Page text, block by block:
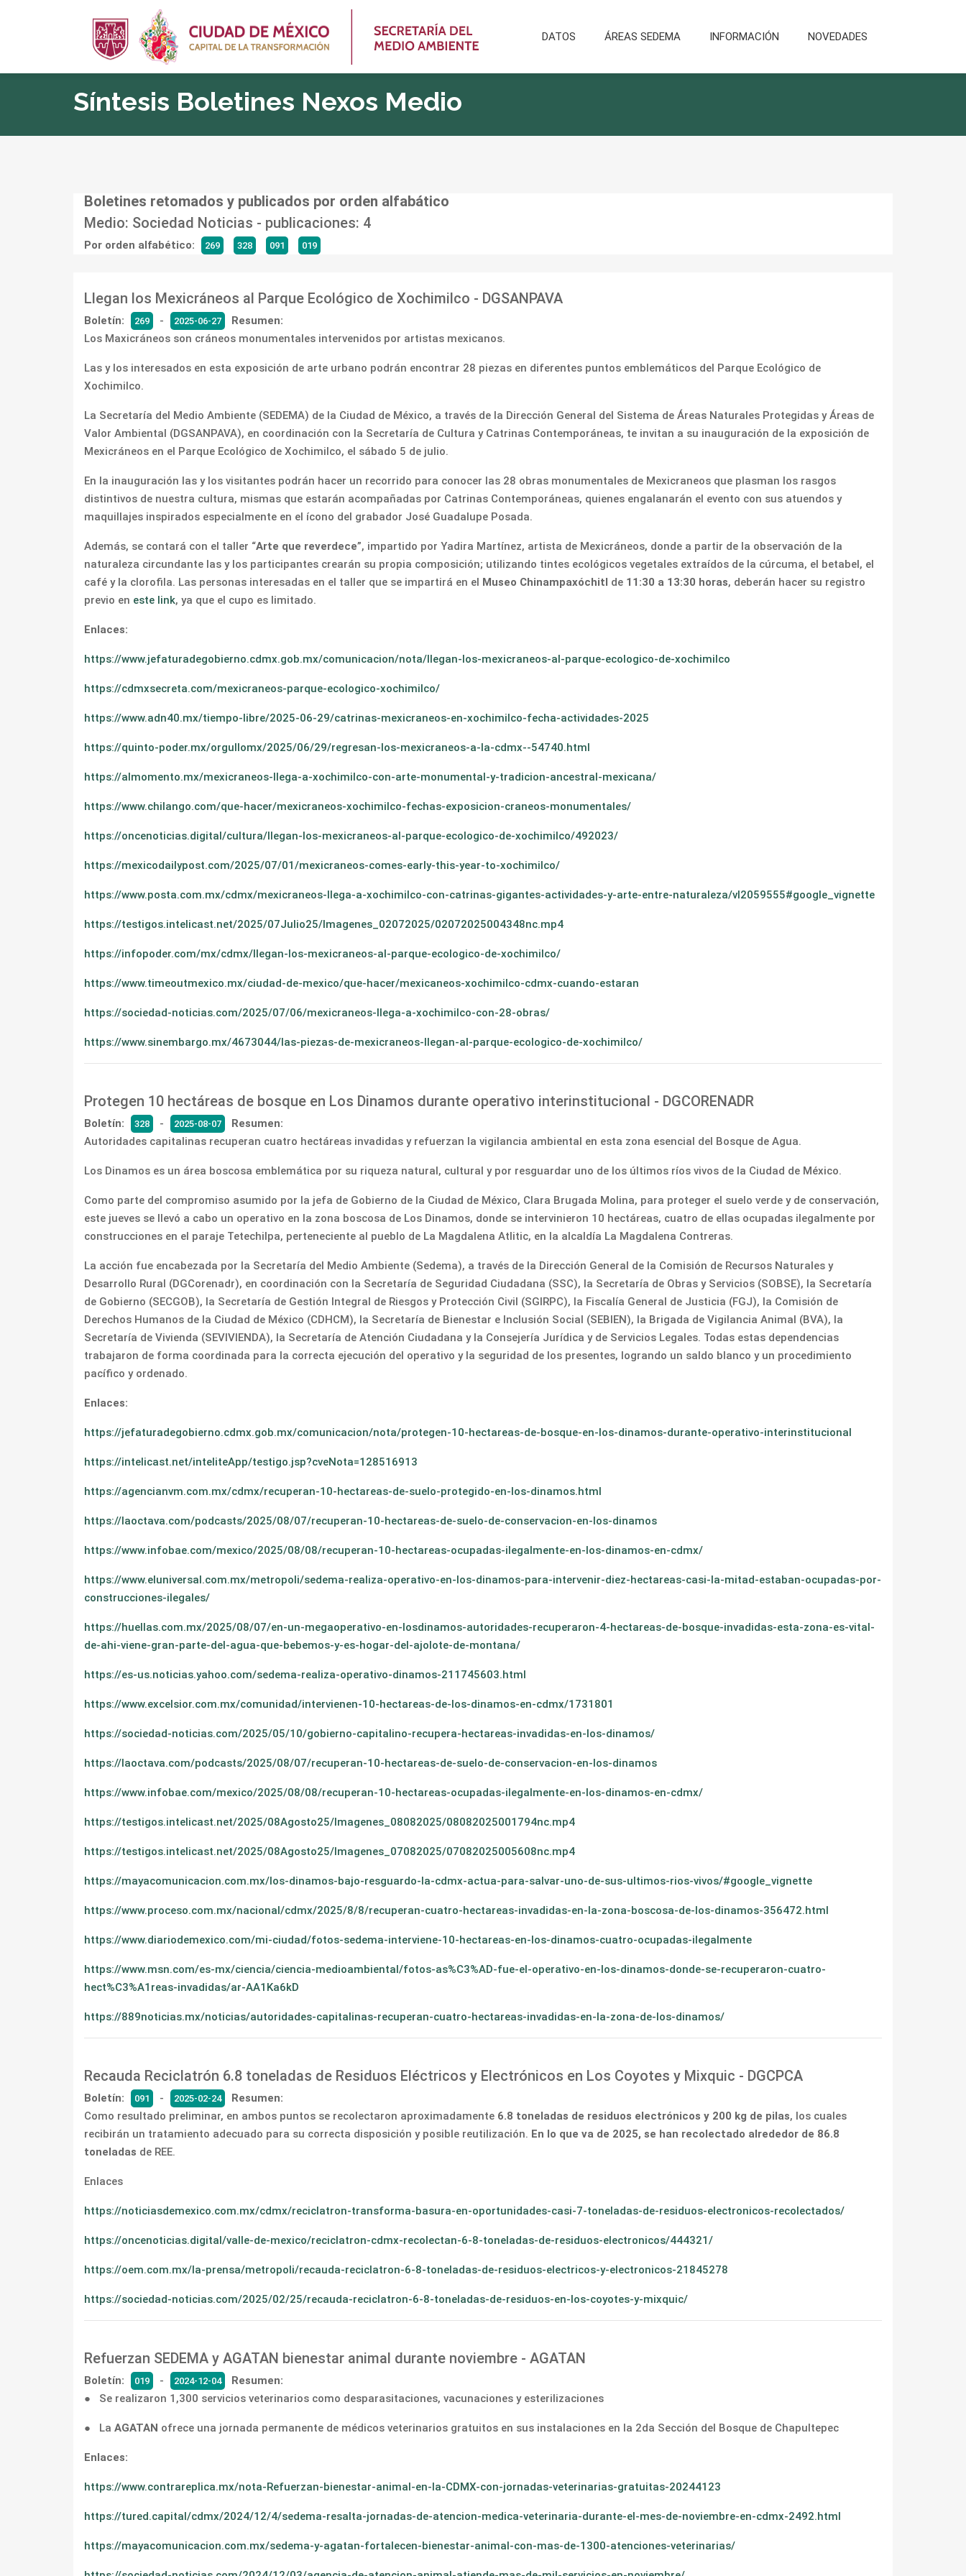
DATOS ÁREAS SEDEMA INFORMACIÓN NOVEDADES
Síntesis Boletines Nexos Medio
Boletines retomados y publicados por orden alfabático
Medio: Sociedad Noticias - publicaciones: 4
Por orden alfabético: 269 328 091 019
Llegan los Mexicráneos al Parque Ecológico de Xochimilco - DGSANPAVA
Boletín: 269 - 2025-06-27
Resumen:
Los Maxicráneos son cráneos monumentales intervenidos por artistas mexicanos.
Las y los interesados en esta exposición de arte urbano podrán encontrar 28 piezas en diferentes puntos emblemáticos del Parque Ecológico de
Xochimilco.
La Secretaría del Medio Ambiente (SEDEMA) de la Ciudad de México, a través de la Dirección General del Sistema de Áreas Naturales Protegidas y Áreas de
Valor Ambiental (DGSANPAVA), en coordinación con la Secretaría de Cultura y Catrinas Contemporáneas, te invitan a su inauguración de la exposición de
Mexicráneos en el Parque Ecológico de Xochimilco, el sábado 5 de julio.
En la inauguración las y los visitantes podrán hacer un recorrido para conocer las 28 obras monumentales de Mexicraneos que plasman los rasgos
distintivos de nuestra cultura, mismas que estarán acompañadas por Catrinas Contemporáneas, quienes engalanarán el evento con sus atuendos y
maquillajes inspirados especialmente en el ícono del grabador José Guadalupe Posada.
Además, se contará con el taller “Arte que reverdece”, impartido por Yadira Martínez, artista de Mexicráneos, donde a partir de la observación de la
naturaleza circundante las y los participantes crearán su propia composición; utilizando tintes ecológicos vegetales extraídos de la cúrcuma, el betabel, el
café y la clorofila. Las personas interesadas en el taller que se impartirá en el Museo Chinampaxóchitl de 11:30 a 13:30 horas, deberán hacer su registro
previo en este link, ya que el cupo es limitado.
Enlaces:
https://www.jefaturadegobierno.cdmx.gob.mx/comunicacion/nota/llegan-los-mexicraneos-al-parque-ecologico-de-xochimilco
https://cdmxsecreta.com/mexicraneos-parque-ecologico-xochimilco/
https://www.adn40.mx/tiempo-libre/2025-06-29/catrinas-mexicraneos-en-xochimilco-fecha-actividades-2025
https://quinto-poder.mx/orgullomx/2025/06/29/regresan-los-mexicraneos-a-la-cdmx--54740.html
https://almomento.mx/mexicraneos-llega-a-xochimilco-con-arte-monumental-y-tradicion-ancestral-mexicana/
https://www.chilango.com/que-hacer/mexicraneos-xochimilco-fechas-exposicion-craneos-monumentales/
https://oncenoticias.digital/cultura/llegan-los-mexicraneos-al-parque-ecologico-de-xochimilco/492023/
https://mexicodailypost.com/2025/07/01/mexicraneos-comes-early-this-year-to-xochimilco/
https://www.posta.com.mx/cdmx/mexicraneos-llega-a-xochimilco-con-catrinas-gigantes-actividades-y-arte-entre-naturaleza/vl2059555#google_vignette
https://testigos.intelicast.net/2025/07Julio25/Imagenes_02072025/02072025004348nc.mp4
https://infopoder.com/mx/cdmx/llegan-los-mexicraneos-al-parque-ecologico-de-xochimilco/
https://www.timeoutmexico.mx/ciudad-de-mexico/que-hacer/mexicaneos-xochimilco-cdmx-cuando-estaran
https://sociedad-noticias.com/2025/07/06/mexicraneos-llega-a-xochimilco-con-28-obras/
https://www.sinembargo.mx/4673044/las-piezas-de-mexicraneos-llegan-al-parque-ecologico-de-xochimilco/
Protegen 10 hectáreas de bosque en Los Dinamos durante operativo interinstitucional - DGCORENADR
Boletín: 328 - 2025-08-07
Resumen:
Autoridades capitalinas recuperan cuatro hectáreas invadidas y refuerzan la vigilancia ambiental en esta zona esencial del Bosque de Agua.
Los Dinamos es un área boscosa emblemática por su riqueza natural, cultural y por resguardar uno de los últimos ríos vivos de la Ciudad de México.
Como parte del compromiso asumido por la jefa de Gobierno de la Ciudad de México, Clara Brugada Molina, para proteger el suelo verde y de conservación,
este jueves se llevó a cabo un operativo en la zona boscosa de Los Dinamos, donde se intervinieron 10 hectáreas, cuatro de ellas ocupadas ilegalmente por
construcciones en el paraje Tetechilpa, perteneciente al pueblo de La Magdalena Atlitic, en la alcaldía La Magdalena Contreras.
La acción fue encabezada por la Secretaría del Medio Ambiente (Sedema), a través de la Dirección General de la Comisión de Recursos Naturales y
Desarrollo Rural (DGCorenadr), en coordinación con la Secretaría de Seguridad Ciudadana (SSC), la Secretaría de Obras y Servicios (SOBSE), la Secretaría
de Gobierno (SECGOB), la Secretaría de Gestión Integral de Riesgos y Protección Civil (SGIRPC), la Fiscalía General de Justicia (FGJ), la Comisión de
Derechos Humanos de la Ciudad de México (CDHCM), la Secretaría de Bienestar e Inclusión Social (SEBIEN), la Brigada de Vigilancia Animal (BVA), la
Secretaría de Vivienda (SEVIVIENDA), la Secretaría de Atención Ciudadana y la Consejería Jurídica y de Servicios Legales. Todas estas dependencias
trabajaron de forma coordinada para la correcta ejecución del operativo y la seguridad de los presentes, logrando un saldo blanco y un procedimiento
pacífico y ordenado.
Enlaces:
https://jefaturadegobierno.cdmx.gob.mx/comunicacion/nota/protegen-10-hectareas-de-bosque-en-los-dinamos-durante-operativo-interinstitucional
https://intelicast.net/inteliteApp/testigo.jsp?cveNota=128516913
https://agencianvm.com.mx/cdmx/recuperan-10-hectareas-de-suelo-protegido-en-los-dinamos.html
https://laoctava.com/podcasts/2025/08/07/recuperan-10-hectareas-de-suelo-de-conservacion-en-los-dinamos
https://www.infobae.com/mexico/2025/08/08/recuperan-10-hectareas-ocupadas-ilegalmente-en-los-dinamos-en-cdmx/
https://www.eluniversal.com.mx/metropoli/sedema-realiza-operativo-en-los-dinamos-para-intervenir-diez-hectareas-casi-la-mitad-estaban-ocupadas-por-
construcciones-ilegales/
https://huellas.com.mx/2025/08/07/en-un-megaoperativo-en-losdinamos-autoridades-recuperaron-4-hectareas-de-bosque-invadidas-esta-zona-es-vital-
de-ahi-viene-gran-parte-del-agua-que-bebemos-y-es-hogar-del-ajolote-de-montana/
https://es-us.noticias.yahoo.com/sedema-realiza-operativo-dinamos-211745603.html
https://www.excelsior.com.mx/comunidad/intervienen-10-hectareas-de-los-dinamos-en-cdmx/1731801
https://sociedad-noticias.com/2025/05/10/gobierno-capitalino-recupera-hectareas-invadidas-en-los-dinamos/
https://laoctava.com/podcasts/2025/08/07/recuperan-10-hectareas-de-suelo-de-conservacion-en-los-dinamos
https://www.infobae.com/mexico/2025/08/08/recuperan-10-hectareas-ocupadas-ilegalmente-en-los-dinamos-en-cdmx/
https://testigos.intelicast.net/2025/08Agosto25/Imagenes_08082025/08082025001794nc.mp4
https://testigos.intelicast.net/2025/08Agosto25/Imagenes_07082025/07082025005608nc.mp4
https://mayacomunicacion.com.mx/los-dinamos-bajo-resguardo-la-cdmx-actua-para-salvar-uno-de-sus-ultimos-rios-vivos/#google_vignette
https://www.proceso.com.mx/nacional/cdmx/2025/8/8/recuperan-cuatro-hectareas-invadidas-en-la-zona-boscosa-de-los-dinamos-356472.html
https://www.diariodemexico.com/mi-ciudad/fotos-sedema-interviene-10-hectareas-en-los-dinamos-cuatro-ocupadas-ilegalmente
https://www.msn.com/es-mx/ciencia/ciencia-medioambiental/fotos-as%C3%AD-fue-el-operativo-en-los-dinamos-donde-se-recuperaron-cuatro-
hect%C3%A1reas-invadidas/ar-AA1Ka6kD
https://889noticias.mx/noticias/autoridades-capitalinas-recuperan-cuatro-hectareas-invadidas-en-la-zona-de-los-dinamos/
Recauda Reciclatrón 6.8 toneladas de Residuos Eléctricos y Electrónicos en Los Coyotes y Mixquic - DGCPCA
Boletín: 091 - 2025-02-24
Resumen:
Como resultado preliminar, en ambos puntos se recolectaron aproximadamente 6.8 toneladas de residuos electrónicos y 200 kg de pilas, los cuales
recibirán un tratamiento adecuado para su correcta disposición y posible reutilización. En lo que va de 2025, se han recolectado alrededor de 86.8
toneladas de REE.
Enlaces
https://noticiasdemexico.com.mx/cdmx/reciclatron-transforma-basura-en-oportunidades-casi-7-toneladas-de-residuos-electronicos-recolectados/
https://oncenoticias.digital/valle-de-mexico/reciclatron-cdmx-recolectan-6-8-toneladas-de-residuos-electronicos/444321/
https://oem.com.mx/la-prensa/metropoli/recauda-reciclatron-6-8-toneladas-de-residuos-electricos-y-electronicos-21845278
https://sociedad-noticias.com/2025/02/25/recauda-reciclatron-6-8-toneladas-de-residuos-en-los-coyotes-y-mixquic/
Refuerzan SEDEMA y AGATAN bienestar animal durante noviembre - AGATAN
Boletín: 019 - 2024-12-04
Resumen:
● Se realizaron 1,300 servicios veterinarios como desparasitaciones, vacunaciones y esterilizaciones
● La AGATAN ofrece una jornada permanente de médicos veterinarios gratuitos en sus instalaciones en la 2da Sección del Bosque de Chapultepec
Enlaces:
https://www.contrareplica.mx/nota-Refuerzan-bienestar-animal-en-la-CDMX-con-jornadas-veterinarias-gratuitas-20244123
https://tured.capital/cdmx/2024/12/4/sedema-resalta-jornadas-de-atencion-medica-veterinaria-durante-el-mes-de-noviembre-en-cdmx-2492.html
https://mayacomunicacion.com.mx/sedema-y-agatan-fortalecen-bienestar-animal-con-mas-de-1300-atenciones-veterinarias/